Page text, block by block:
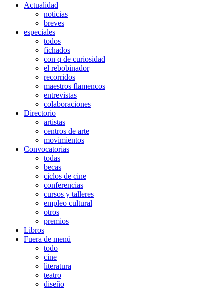
Actualidad
noticias
breves
especiales
todos
fichados
con q de curiosidad
el rebobinador
recorridos
maestros flamencos
entrevistas
colaboraciones
Directorio
artistas
centros de arte
movimientos
Convocatorias
todas
becas
ciclos de cine
conferencias
cursos y talleres
empleo cultural
otros
premios
Libros
Fuera de menú
todo
cine
literatura
teatro
diseño